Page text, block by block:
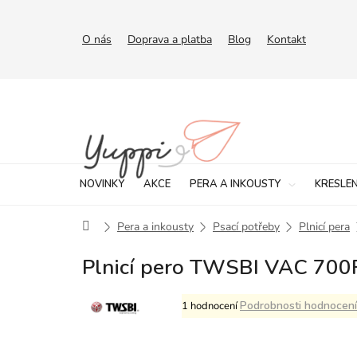
O nás Doprava a platba Blog Kontakt
NOVINKY AKCE PERA A INKOUSTY
DomůPera a inkousty Psací potřeby Plnicí pera
Plnicí pero TWSBI VAC
Průměrné
hodnocení
1 hodnoceníPodrobnosti hodnocení